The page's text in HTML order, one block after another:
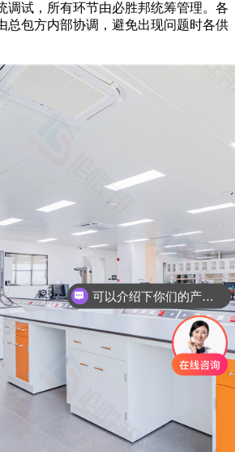
调试，所有环节由必胜邦统筹管理。各
总包方内部协调，避免出现问题时各供
可以介绍下你们的产品么